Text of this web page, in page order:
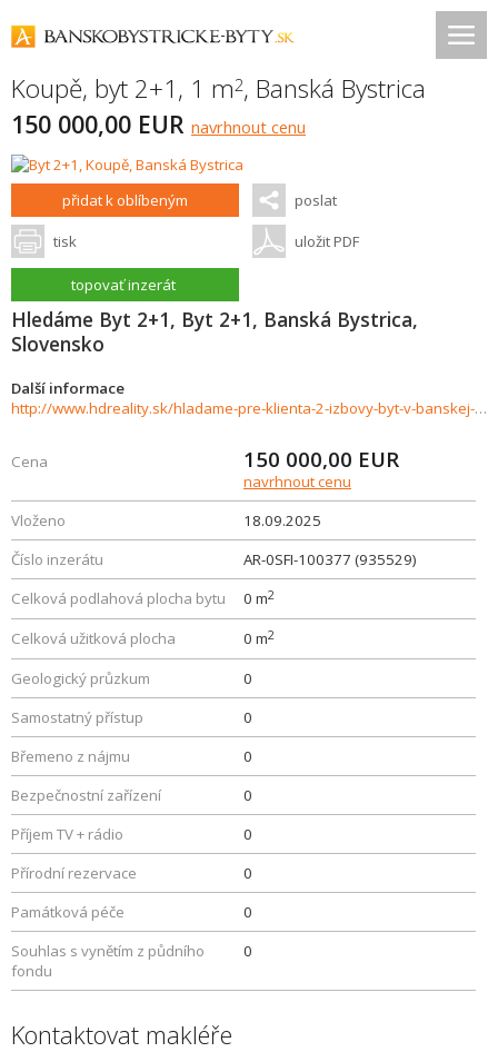
Koupě, byt 2+1, 1 m2, Banská Bystrica
150 000,00 EUR navrhnout cenu
přidat k oblíbeným poslat
tisk uložit PDF
topovať inzerát
Hledáme Byt 2+1, Byt 2+1, Banská Bystrica,
Slovensko
Další informace
http://www.hdreality.sk/hladame-pre-klienta-2-izbovy-byt-v-banskej-bystrici-lokalita-sasova-935529
Cena 150 000,00 EUR
navrhnout cenu
Vloženo
18.09.2025
Číslo inzerátu
AR-0SFI-100377 (935529)
Celková podlahová plocha bytu
0 m2
Celková užitková plocha 0 m2
Geologický průzkum
0
Samostatný přístup
0
Břemeno z nájmu
0
Bezpečnostní zařízení
0
Příjem TV + rádio
0
Přírodní rezervace
0
Památková péče
0
Souhlas s vynětím z půdního
fondu
0
Kontaktovat makléře